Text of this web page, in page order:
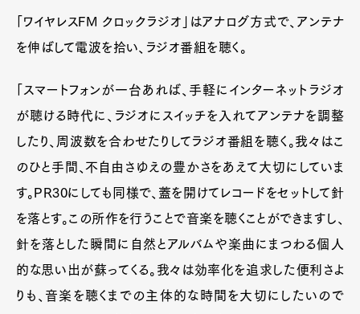
「ワイヤレスFM クロックラジオ」はアナログ方式で、アンテナ
を伸ばして電波を拾い、ラジオ番組を聴く。
「スマートフォンが一台あれば、手軽にインターネットラジオ
が聴ける時代に、ラジオにスイッチを入れてアンテナを調整
したり、周波数を合わせたりしてラジオ番組を聴く。我々はこ
のひと手間、不自由さゆえの豊かさをあえて大切にしていま
す。PR30にしても同様で、蓋を開けてレコードをセットして針
を落とす。この所作を行うことで音楽を聴くことができますし、
針を落とした瞬間に自然とアルバムや楽曲にまつわる個人
的な思い出が蘇ってくる。我々は効率化を追求した便利さよ
りも、音楽を聴くまでの主体的な時間を大切にしたいので